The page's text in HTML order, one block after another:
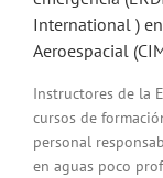
International )
Aeroespacial
Instructores de la
cursos de
personal
en aguas poco